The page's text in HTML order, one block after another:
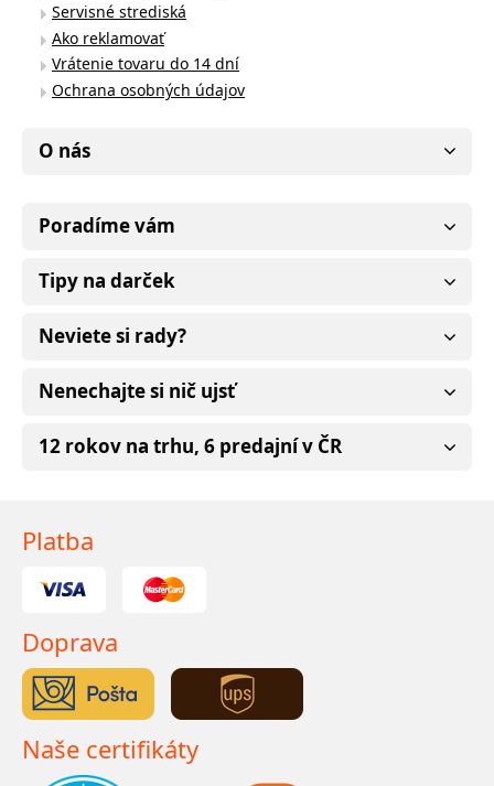
Servisné strediská
Ako reklamovať
Vrátenie tovaru do 14 dní
Ochrana osobných údajov
O nás
Poradíme vám
Tipy na darček
Neviete si rady?
Nenechajte si nič ujsť
12 rokov na trhu, 6 predajní v ČR
Platba
Doprava
Naše certifikáty